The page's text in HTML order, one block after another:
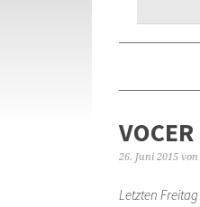
26. Juni 2015 von
Letzten